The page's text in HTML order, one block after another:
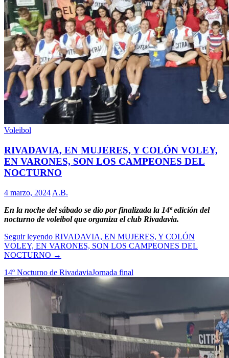
Voleibol
RIVADAVIA, EN MUJERES, Y COLÓN VOLEY,
EN VARONES, SON LOS CAMPEONES DEL
NOCTURNO
4 marzo, 2024 A.B.
En la noche del sábado se dio por finalizada la 14ª edición del
nocturno de voleibol que organiza el club Rivadavia.
Seguir leyendo RIVADAVIA, EN MUJERES, Y COLÓN
VOLEY, EN VARONES, SON LOS CAMPEONES DEL
NOCTURNO →
14º Nocturno de RivadaviaJornada final